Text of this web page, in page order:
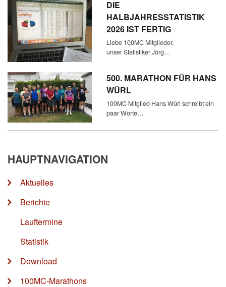
DIE
HALBJAHRESSTATISTIK
2026 IST FERTIG
Liebe 100MC Mitglieder,
unser Statistiker Jörg…
500. MARATHON FÜR HANS
WÜRL
100MC Mitglied Hans Würl schreibt ein
paar Worte…
HAUPTNAVIGATION
Aktuelles
Berichte
Lauftermine
Statistik
Download
100MC-Marathons